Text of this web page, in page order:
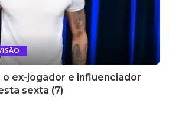
ex-jogador e influenciador
sexta (7)